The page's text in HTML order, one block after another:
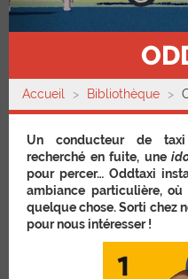
Accueil Bibliothèque
Un conducteur de
recherché en fuite, une
pour percer… Oddtaxi
ambiance particulière,
quelque chose. Sorti chez
pour nous intéresser !